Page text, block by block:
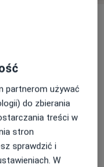
•Mapa
Lekarska
partnerom używać
do zbierania
treści w
stron
sprawdzić i
W